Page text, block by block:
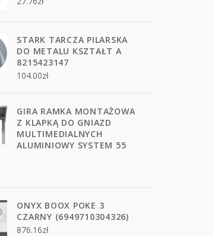
STARK TARCZA PILARSKA
DO METALU KSZTAŁT A
8215423147
104.00zł
GIRA RAMKA MONTAŻOWA
Z KLAPKĄ DO GNIAZD
MULTIMEDIALNYCH
ALUMINIOWY SYSTEM 55
ONYX BOOX POKE 3
CZARNY (6949710304326)
876.16zł